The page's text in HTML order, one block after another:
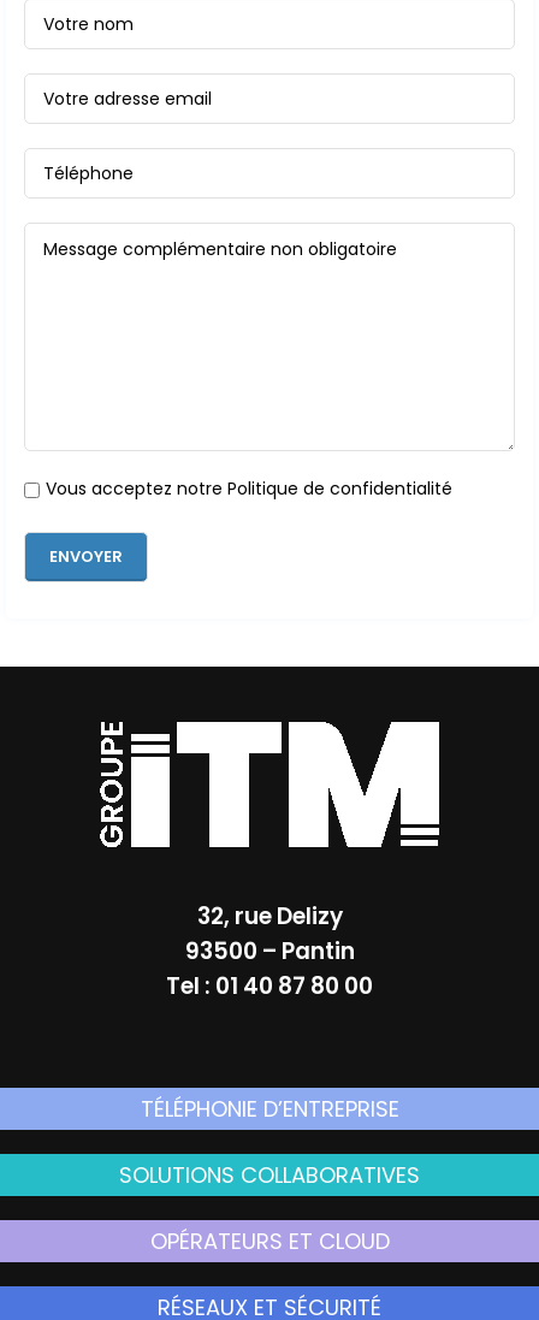
Vous acceptez notre Politique de confidentialité
32, rue Delizy
93500 – Pantin
Tel : 01 40 87 80 00
TÉLÉPHONIE D’ENTREPRISE
SOLUTIONS COLLABORATIVES
OPÉRATEURS ET CLOUD
RÉSEAUX ET SÉCURITÉ